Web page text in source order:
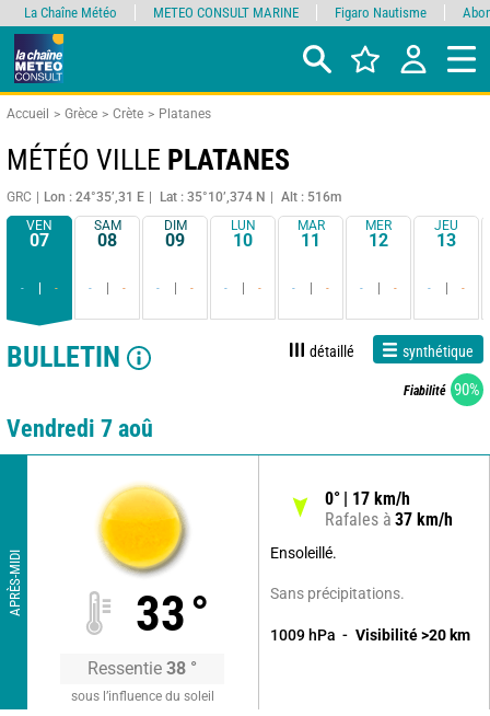
Accueil Grèce Crète Platanes
MÉTÉO VILLE PLATANES
GRC Lon : 24°35’,31 E Lat : 35°10’,374 N
Alt : 516m
VEN
07
- -
SAM
08
- -
DIM
09
- -
LUN
10
- -
MAR
11
- -
MER
12
- -
JEU
13
- -
BULLETIN détaillé synthétique
Fiabilité 90%
Vendredi 7 aoû
APRÈS-MIDI 33°
Ressentie 38 °
sous l’influence du soleil
0° 17 km/h
Rafales à 37 km/h
Ensoleillé.
Sans précipitations.
1009 hPa Visibilité >20 km
La Chaîne Météo METEO CONSULT MARINE Figaro Nautisme